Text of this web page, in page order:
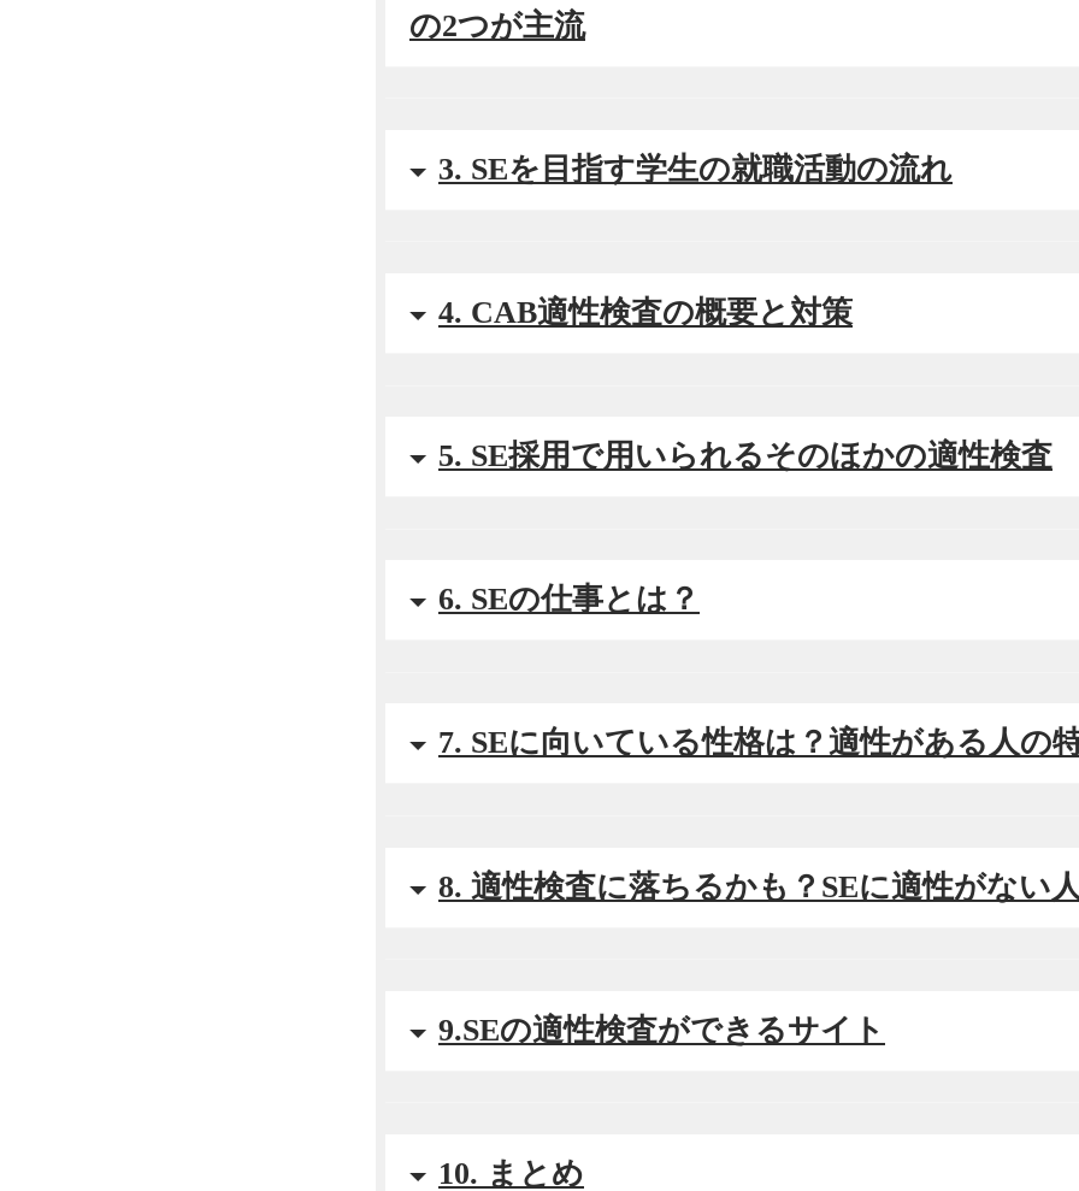
の2つが主流
3. SEを目指す学生の就職活動の流れ
4. CAB適性検査の概要と対策
5. SE採用で用いられるそのほかの適性検査
6. SEの仕事とは？
7. SEに向いている性格は？適性がある人の
8. 適性検査に落ちるかも？SEに適性がない
9.SEの適性検査ができるサイト
10. まとめ